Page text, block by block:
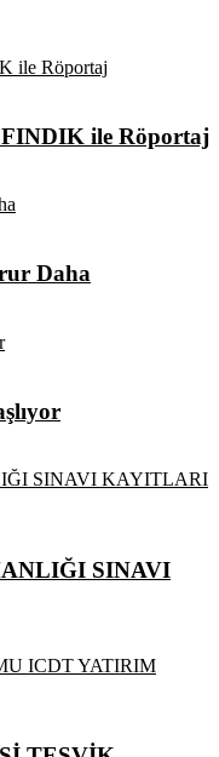
FINDIK ile Röportaj
Daha
SINAVI